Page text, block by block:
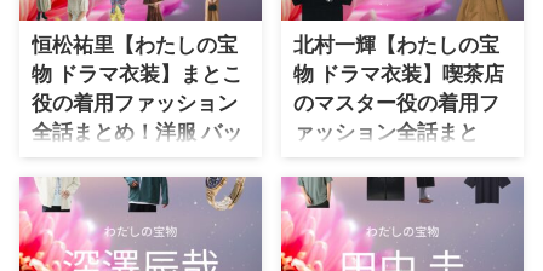
・小芝風花
・木南晴夏
・今田美桜
・清原果耶
・菜々緒
・森七菜
・吉川愛
マの服装（ファッション・コー
デ）の「ブランド」や「購入先」
の情報をまとめています♪ さと
うほなみさんがドラマ【わたしの
宝物】水木莉紗みずき りさで着
用している、 を衣装協力のブラ
ンドからリサーチして紹介♪ 第1
話〜最終回まで、着用シーン別・
コーデ別にドラマファッションを
まとめていきます♪ 着用アイテム
が不明の場合や在庫切れの場合、
恒松祐里【わたしの宝
物 ドラマ衣装】まとこ
役の着用ファッション
全話まとめ！洋服 バッ
グ アクセなどのブラン
ド&コーデは？
ドラマ【わたしの宝物（わたしの
たからもの）】で恒松祐里（つね
北村一輝【わたしの宝
物 ドラマ衣装】喫茶店
のマスター役の着用フ
ァッション全話まと
め！洋服 バッグ 靴など
の衣装協力ブランド
は？
ドラマ【わたしの宝物（わたしの